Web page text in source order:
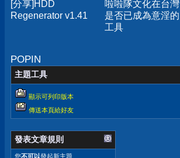
[分享]HDD
Regenerator v1.41
啦啦隊文化在台灣
是否已成為意淫的
工具
POPIN
主題工具
顯示可列印版本
傳送本頁給好友
發表文章規則
您不可以發起新主題